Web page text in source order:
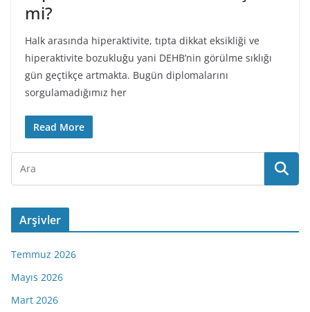
mi?
Halk arasında hiperaktivite, tıpta dikkat eksikliği ve
hiperaktivite bozukluğu yani DEHB’nin görülme sıklığı
gün geçtikçe artmakta. Bugün diplomalarını
sorgulamadığımız her
Read More
Arşivler
Temmuz 2026
Mayıs 2026
Mart 2026